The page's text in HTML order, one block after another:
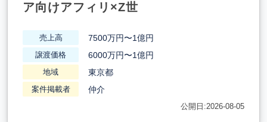
ア向けアフィリ×Z世
売上高 7500万円〜1億円
譲渡価格 6000万円〜1億円
地域 東京都
案件掲載者 仲介
公開日:2026-08-05